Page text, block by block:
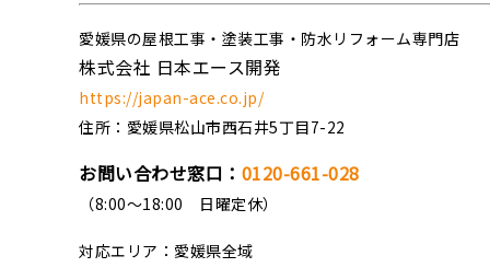
愛媛県の屋根工事・塗装工事・防水リフォーム専門店
株式会社 日本エース開発
https://japan-ace.co.jp/
住所：愛媛県松山市西石井5丁目7-22
お問い合わせ窓口： 0120-661-028
（8:00～18:00 日曜定休）
対応エリア：愛媛県全域